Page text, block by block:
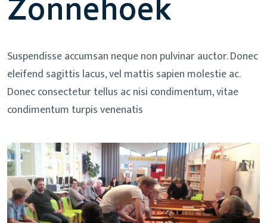
Zonnehoek
Suspendisse accumsan neque non pulvinar auctor. Donec
eleifend sagittis lacus, vel mattis sapien molestie ac.
Donec consectetur tellus ac nisi condimentum, vitae
condimentum turpis venenatis